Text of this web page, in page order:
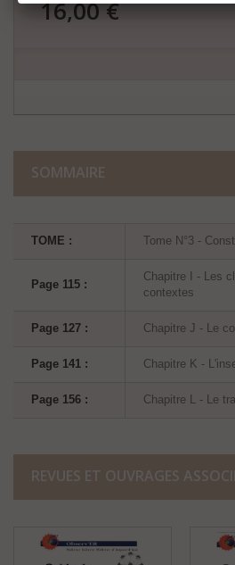
16,00 €
SOMMAIRE
TOME : Tome N°3 -
Page 115 :
Chapitre I - Les
contextes
Page 127 : Chapitre J - Le
Page 141 : Chapitre K -
Page 156 : Chapitre L - Le
REVUES ET OUVRAGES